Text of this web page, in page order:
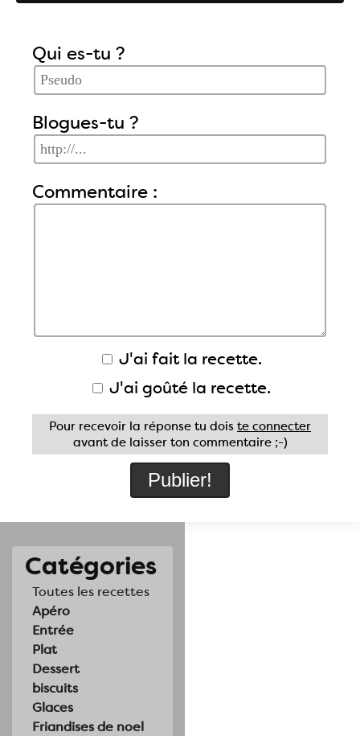
Catégories
Toutes les recettes
Apéro
Entrée
Plat
Dessert
biscuits
Glaces
Friandises de noel
Qui es-tu ?
Blogues-tu ?
Commentaire :
J'ai fait la recette.
J'ai goûté la recette.
Pour recevoir la réponse tu dois te connecter
avant de laisser ton commentaire ;-)